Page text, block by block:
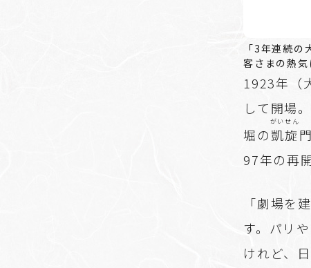
「3年連続
客さまの熱
1923年（
して開場
堀の凱旋
がいせん
97年の再
「劇場を
す。パリ
けれど、